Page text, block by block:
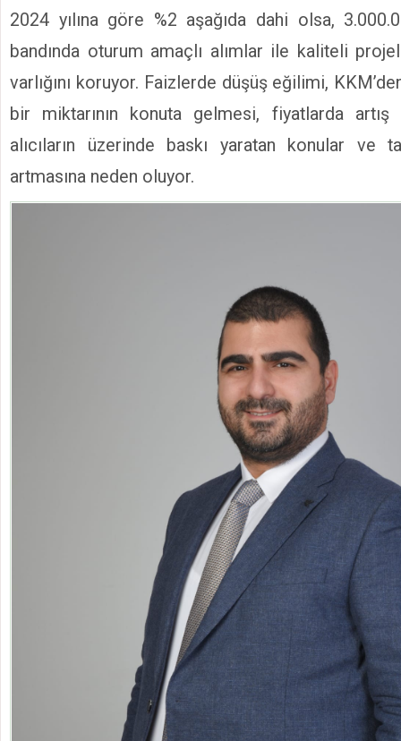
2024 yılına göre %2 aşağıda dahi olsa,
bandında oturum amaçlı alımlar ile kaliteli
varlığını koruyor. Faizlerde düşüş eğilimi,
bir miktarının konuta gelmesi, fiyatlarda
alıcıların üzerinde baskı yaratan konular ve
artmasına neden oluyor.